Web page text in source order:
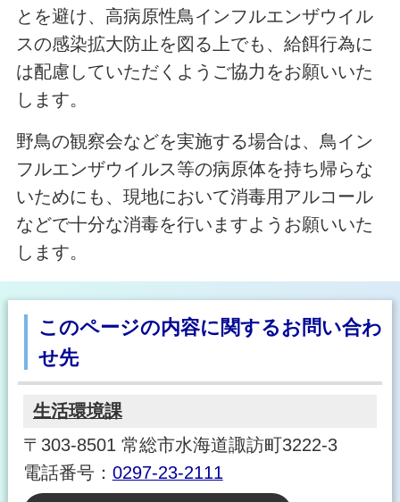
とを避け、高病原性鳥インフルエンザウイル
スの感染拡大防止を図る上でも、給餌行為に
は配慮していただくようご協力をお願いいた
します。
野鳥の観察会などを実施する場合は、鳥イン
フルエンザウイルス等の病原体を持ち帰らな
いためにも、現地において消毒用アルコール
などで十分な消毒を行いますようお願いいた
します。
このページの内容に関するお問い合わ
せ先
生活環境課
〒303-8501 常総市水海道諏訪町3222-3
電話番号： 0297-23-2111